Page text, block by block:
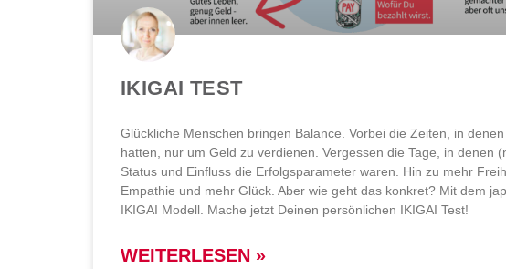
IKIGAI TEST
Glückliche Menschen bringen Balance. Vorbei die Zeiten, in
hatten, nur um Geld zu verdienen. Vergessen die Tage, in denen
Status und Einfluss die Erfolgsparameter waren. Hin zu mehr
Empathie und mehr Glück. Aber wie geht das konkret? Mit dem
IKIGAI Modell. Mache jetzt Deinen persönlichen IKIGAI Test!
WEITERLESEN »